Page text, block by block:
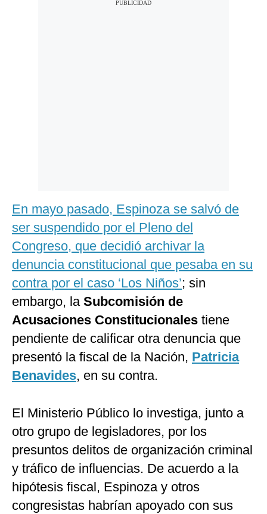
En mayo pasado, Espinoza se salvó de
ser suspendido por el Pleno del
Congreso, que decidió archivar la
denuncia constitucional que pesaba en su
contra por el caso ‘Los Niños’; sin
embargo, la Subcomisión de
Acusaciones Constitucionales tiene
pendiente de calificar otra denuncia que
presentó la fiscal de la Nación, Patricia
Benavides, en su contra.
El Ministerio Público lo investiga, junto a
otro grupo de legisladores, por los
presuntos delitos de organización criminal
y tráfico de influencias. De acuerdo a la
hipótesis fiscal, Espinoza y otros
congresistas habrían apoyado con sus